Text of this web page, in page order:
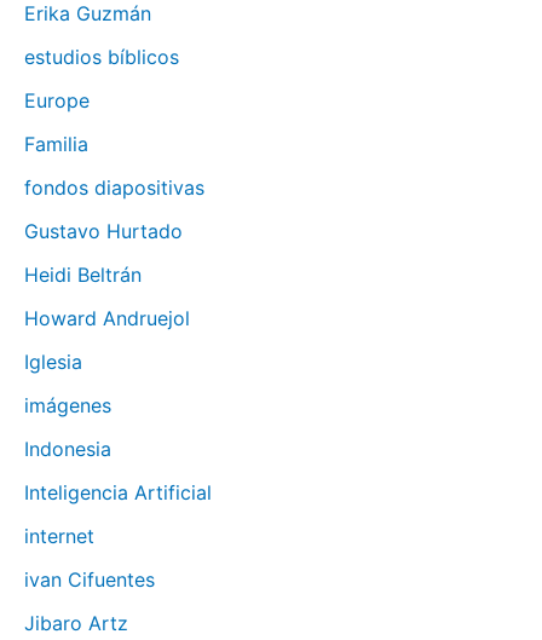
Erika Guzmán
estudios bíblicos
Europe
Familia
fondos diapositivas
Gustavo Hurtado
Heidi Beltrán
Howard Andruejol
Iglesia
imágenes
Indonesia
Inteligencia Artificial
internet
ivan Cifuentes
Jibaro Artz